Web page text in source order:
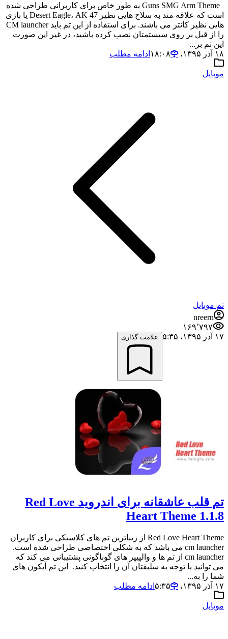
Guns SMG Arm Theme به طور خاص برای کاربرانی طراحی شده
است که علاقه مند به سلاح هایی نظیر Desert Eagle، AK 47 یا بازی
هایی نظیر کانتر می باشند. برای استفاده از این تم باید CM launcher
را از قبل بر روی سیستمتان نصب کرده باشید، در غیر این صورت
این تم بر...
۱۸ آذر ۱۳۹۵،‏ ۱۸:۰۸
ادامه مطلب
موبایل
تم موبایل
nreern
۱۶۹٬۷۹۷
۱۷ آذر ۱۳۹۵،‏ ۵:۳۵
علامت گذاری
تم قلب عاشقانه برای اندروید Red Love
Heart Theme 1.1.8
Red Love Heart Theme از زیباترین تم های کلاسیکی برای کاربران
cm launcher می باشد که به شکلی اختصاصی طراحی شده است.
cm launcher از تم ها و والپیپر های گوناگونی پشتیبانی می کند که
می توانید با توجه به سلیقتان آن را انتخاب کنید. این تم آیکون های
شما را به...
۱۷ آذر ۱۳۹۵،‏ ۵:۳۵
ادامه مطلب
موبایل